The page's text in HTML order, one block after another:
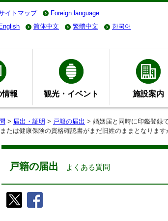
イトマップ Foreign language
English
简体中文 繁體中文 한국어
情報 観光・イベント 施設案内
> 届出・証明 > 戸籍の届出 > 婚姻届と同時に印鑑登録
たは健康保険の資格確認書がまだ旧姓のままとなりま
戸籍の届出 よくある質問